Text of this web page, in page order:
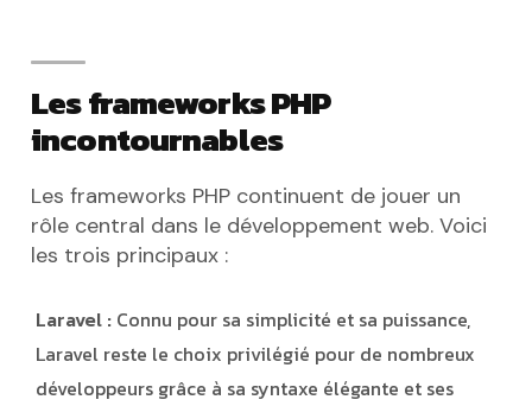
Les frameworks PHP
incontournables
Les frameworks PHP continuent de jouer un
rôle central dans le développement web. Voici
les trois principaux :
Laravel : Connu pour sa simplicité et sa puissance,
Laravel reste le choix privilégié pour de nombreux
développeurs grâce à sa syntaxe élégante et ses